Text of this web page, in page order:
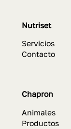
Nutriset
Servicios
Contacto
Chapron
Animales
Productos